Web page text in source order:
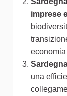
imprese
una